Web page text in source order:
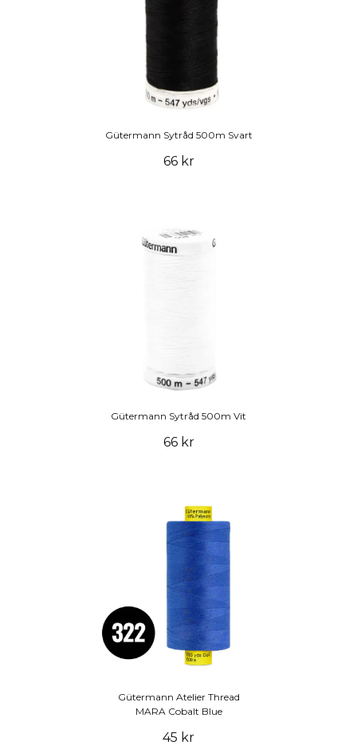
Gütermann Sytråd 500m Svart
66 kr
Gütermann Sytråd 500m Vit
66 kr
Gütermann Atelier Thread
MARA Cobalt Blue
45 kr